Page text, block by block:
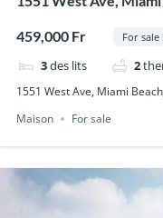
459,000 Fr For
3des lits 2
1551 West Ave, Miami
Maison
For sale